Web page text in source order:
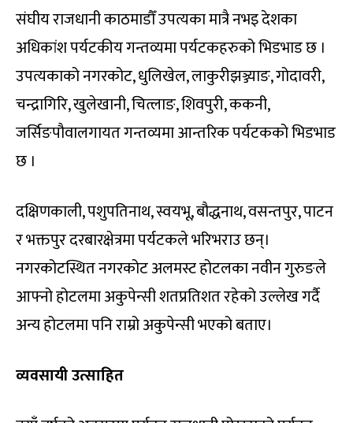
संघीय राजधानी काठमाडौँ उपत्यका मात्रै नभइ देशका
अधिकांश पर्यटकीय गन्तव्यमा पर्यटकहरुको भिडभाड छ ।
उपत्यकाको नगरकोट, धुलिखेल, लाकुरीझञ्ज्याङ, गोदावरी,
चन्द्रागिरि, खुलेखानी, चित्लाङ, शिवपुरी, ककनी,
जर्सिङपौवालगायत गन्तव्यमा आन्तरिक पर्यटकको भिडभाड
छ ।
दक्षिणकाली, पशुपतिनाथ, स्वयभू, बौद्धनाथ, वसन्तपुर, पाटन
र भक्तपुर दरबारक्षेत्रमा पर्यटकले भरिभराउ छन्।
नगरकोटस्थित नगरकोट अलमस्ट होटलका नवीन गुरुङले
आफ्नो होटलमा अकुपेन्सी शतप्रतिशत रहेको उल्लेख गर्दै
अन्य होटलमा पनि राम्रो अकुपेन्सी भएको बताए।
व्यवसायी उत्साहित